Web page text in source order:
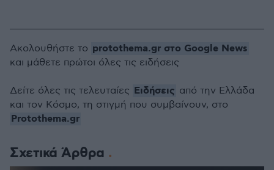
Σχετικά Άρθρα
Ακολουθήστε το protothema.gr στο Google News
και μάθετε πρώτοι όλες τις ειδήσεις
Δείτε όλες τις τελευταίες Ειδήσεις από την Ελλάδα
και τον Κόσμο, τη στιγμή που συμβαίνουν, στο
Protothema.gr